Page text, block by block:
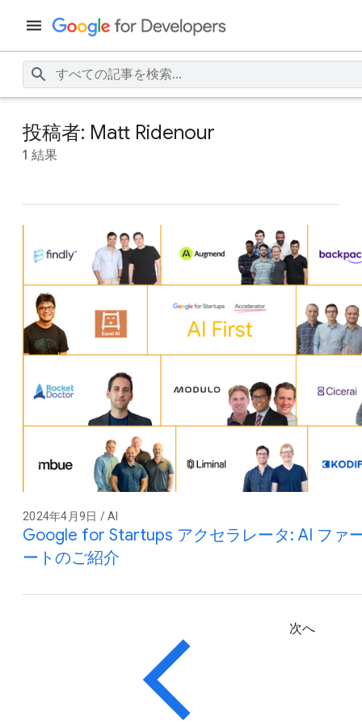
投稿者: Matt Ridenour
1 結果
2024年4月9日 / AI
Google for Startups アクセラレータ: AI ファ
ートのご紹介
次へ